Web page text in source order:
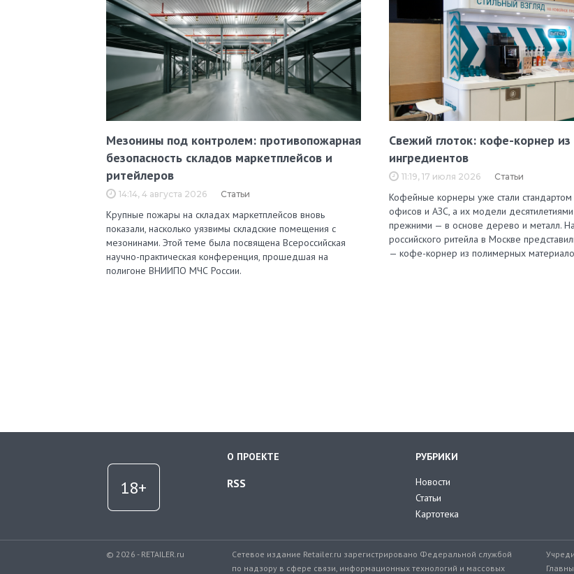
Мезонины под контролем: противопожарная
безопасность складов маркетплейсов и
ритейлеров
14:14, 4 августа 2026 Статьи
Крупные пожары на складах маркетплейсов вновь
показали, насколько уязвимы складские помещения с
мезонинами. Этой теме была посвящена Всероссийская
научно-практическая конференция, прошедшая на
полигоне ВНИИПО МЧС России.
Свежий глоток: кофе-корнер
ингредиентов
11:19, 17 июля 2026 Статьи
Кофейные корнеры уже стали стандартом
офисов и АЗС, а их модели десятилетиями
прежними — в основе дерево и металл.
российского ритейла в Москве
— кофе-корнер из полимерных
О ПРОЕКТЕ
RSS
РУБРИКИ
Новости
Статьи
Картотека
© 2026 - RETAILER.ru
Сетевое издание Retailer.ru зарегистрировано Федеральной службой
по надзору в сфере связи, информационных технологий и массовых